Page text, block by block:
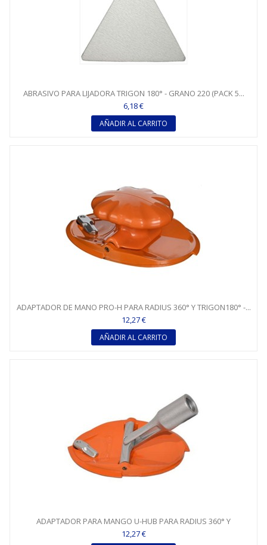
ABRASIVO PARA LIJADORA TRIGON 180° - GRANO 220 (PACK 5...
6,18 €
AÑADIR AL CARRITO
ADAPTADOR DE MANO PRO-H PARA RADIUS 360° Y TRIGON180° -...
12,27 €
AÑADIR AL CARRITO
ADAPTADOR PARA MANGO U-HUB PARA RADIUS 360° Y
TRIGON180°...
12,27 €